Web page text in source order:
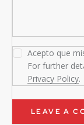
Acepto que
For further
Privacy Policy.